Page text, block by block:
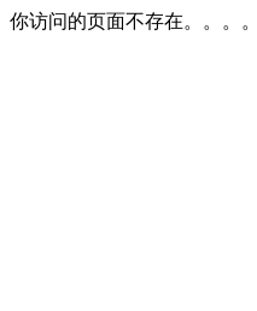
你访问的页面不存在。。。。